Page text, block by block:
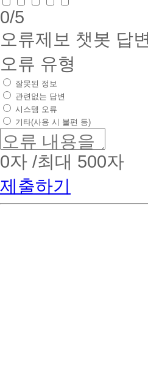
0/5
오류제보 챗봇 답
오류 유형
잘못된 정보
관련없는 답변
시스템 오류
기타(사용 시 불편 등)
0자 /최대 500자
제출하기